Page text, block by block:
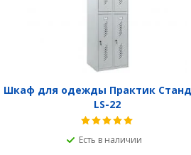
Шкаф для одежды Практик
LS-22
Есть в наличии